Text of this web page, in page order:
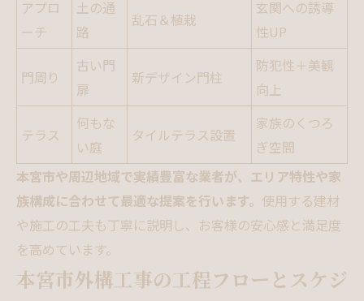
アプロ
ーチ
土の通
路
乱石＆植栽
玄関への誘導
性UP
門周り
古い門
扉
新デザイン門柱
防犯性＋美観
向上
テラス
何もな
い庭
タイルテラス設置
家族のくつろ
ぎ空間
本宮市や周辺地域で実績豊富な業者が、エリア特性や家
族構成に合わせて最適な提案を行います。 使用する建材
や施工の工夫も丁寧に説明し、お客様の安心感と満足度
を高めています。
本宮市外構工事の工程フローとスケジ